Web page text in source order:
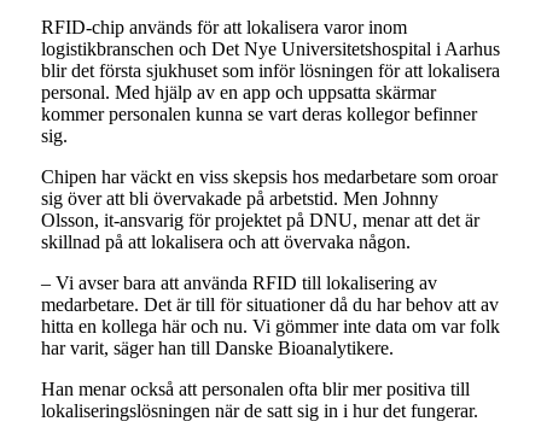
RFID-chip används för att lokalisera varor inom
logistikbranschen och Det Nye Universitetshospital i Aarhus
blir det första sjukhuset som inför lösningen för att lokalisera
personal. Med hjälp av en app och uppsatta skärmar
kommer personalen kunna se vart deras kollegor befinner
sig.
Chipen har väckt en viss skepsis hos medarbetare som oroar
sig över att bli övervakade på arbetstid. Men Johnny
Olsson, it-ansvarig för projektet på DNU, menar att det är
skillnad på att lokalisera och att övervaka någon.
– Vi avser bara att använda RFID till lokalisering av
medarbetare. Det är till för situationer då du har behov att av
hitta en kollega här och nu. Vi gömmer inte data om var folk
har varit, säger han till Danske Bioanalytikere.
Han menar också att personalen ofta blir mer positiva till
lokaliseringslösningen när de satt sig in i hur det fungerar.